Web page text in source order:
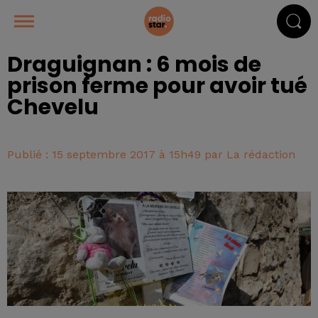
Draguignan : 6 mois de
prison ferme pour avoir tué
Chevelu
Publié : 15 septembre 2017 à 15h49 par La rédaction